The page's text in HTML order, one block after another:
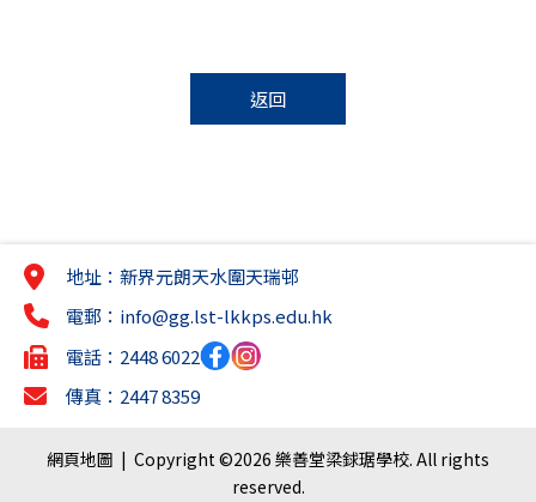
返回
地址：新界元朗天水圍天瑞邨
電郵： info@gg.lst-lkkps.edu.hk
電話：2448 6022
傳真：2447 8359
網頁地圖 | Copyright ©2026 樂善堂梁銶琚學校. All rights
reserved.